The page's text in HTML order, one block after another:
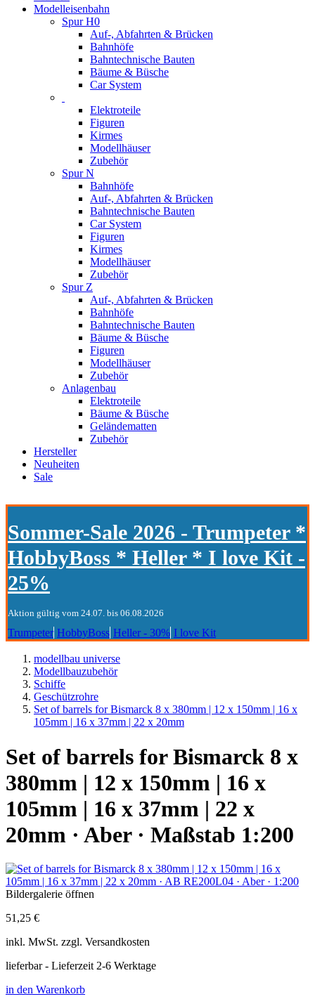
Modelleisenbahn
Spur H0
Auf-, Abfahrten & Brücken
Bahnhöfe
Bahntechnische Bauten
Bäume & Büsche
Car System
Elektroteile
Figuren
Kirmes
Modellhäuser
Zubehör
Spur N
Bahnhöfe
Auf-, Abfahrten & Brücken
Bahntechnische Bauten
Car System
Figuren
Kirmes
Modellhäuser
Zubehör
Spur Z
Auf-, Abfahrten & Brücken
Bahnhöfe
Bahntechnische Bauten
Bäume & Büsche
Figuren
Modellhäuser
Zubehör
Anlagenbau
Elektroteile
Bäume & Büsche
Geländematten
Zubehör
Hersteller
Neuheiten
Sale
Sommer-Sale 2026 - Trumpeter *
HobbyBoss * Heller * I love Kit -
25%
Aktion gültig vom 24.07. bis 06.08.2026
Trumpeter HobbyBoss Heller - 30% I love Kit
modellbau universe
Modellbauzubehör
Schiffe
Geschützrohre
Set of barrels for Bismarck 8 x 380mm | 12 x 150mm | 16 x
105mm | 16 x 37mm | 22 x 20mm
Set of barrels for Bismarck 8 x
380mm | 12 x 150mm | 16 x
105mm | 16 x 37mm | 22 x
20mm · Aber · Maßstab 1:200
Bildergalerie öffnen
51,25 €
inkl. MwSt. zzgl. Versandkosten
lieferbar - Lieferzeit 2-6 Werktage
in den Warenkorb